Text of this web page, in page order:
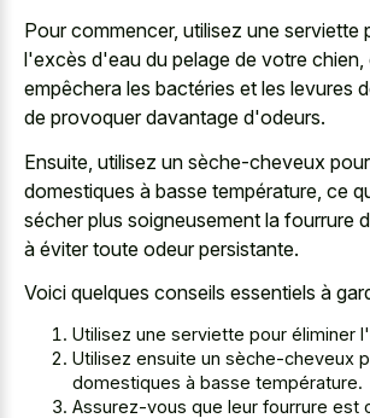
Pour commencer, utilisez une serviette
l'excès d'eau du pelage de votre chien,
empêchera les bactéries et les levures
de provoquer davantage d'odeurs.
Ensuite, utilisez un sèche-cheveux
domestiques à basse température, ce
sécher plus soigneusement la fourrure
à éviter toute odeur persistante.
Voici quelques conseils essentiels à
Utilisez une serviette pour éliminer
Utilisez ensuite un sèche-cheveux
domestiques à basse température.
Assurez-vous que leur fourrure est